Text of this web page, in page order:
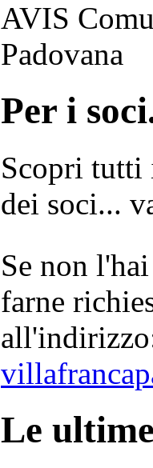
AVIS
Padovana
Per i
Scopri tutti
dei soci...
Se non
farne
Le